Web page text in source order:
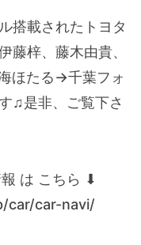
搭載されたトヨタ
藤梓、藤木由貴、
ほたる→千葉フォ
♫是非、ご覧下さ
は こちら ⬇
car/car-navi/